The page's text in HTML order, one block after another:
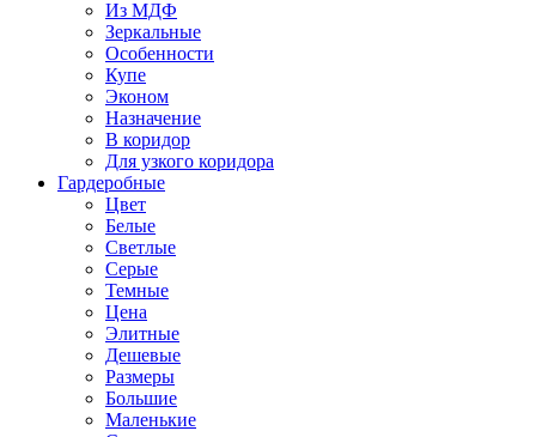
Из МДФ
Зеркальные
Особенности
Купе
Эконом
Назначение
В коридор
Для узкого коридора
Гардеробные
Цвет
Белые
Светлые
Серые
Темные
Цена
Элитные
Дешевые
Размеры
Большие
Маленькие